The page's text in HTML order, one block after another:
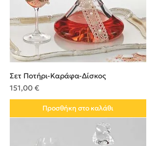
Σετ Ποτήρι-Καράφα-Δίσκος
Τιμή
151,00 €
Προσθήκη στο καλάθι